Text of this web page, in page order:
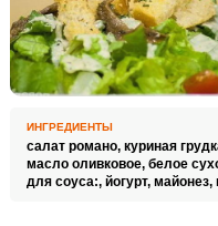
ИНГРЕДИЕНТЫ
салат романо, куриная
масло оливковое, белое
для соуса:, йогурт, майонез,
ВХОД НА САЙТ